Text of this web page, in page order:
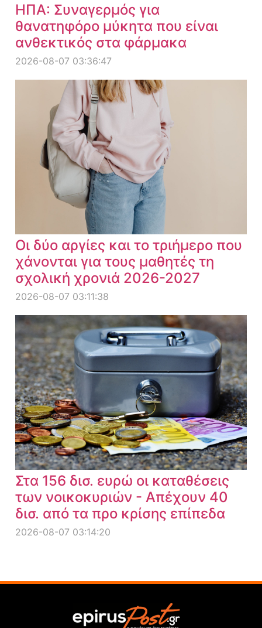
ΗΠΑ: Συναγερμός για
θανατηφόρο μύκητα που είναι
ανθεκτικός στα φάρμακα
2026-08-07 03:36:47
Οι δύο αργίες και το τριήμερο που
χάνονται για τους μαθητές τη
σχολική χρονιά 2026-2027
2026-08-07 03:11:38
Στα 156 δισ. ευρώ οι καταθέσεις
των νοικοκυριών - Απέχουν 40
δισ. από τα προ κρίσης επίπεδα
2026-08-07 03:14:20